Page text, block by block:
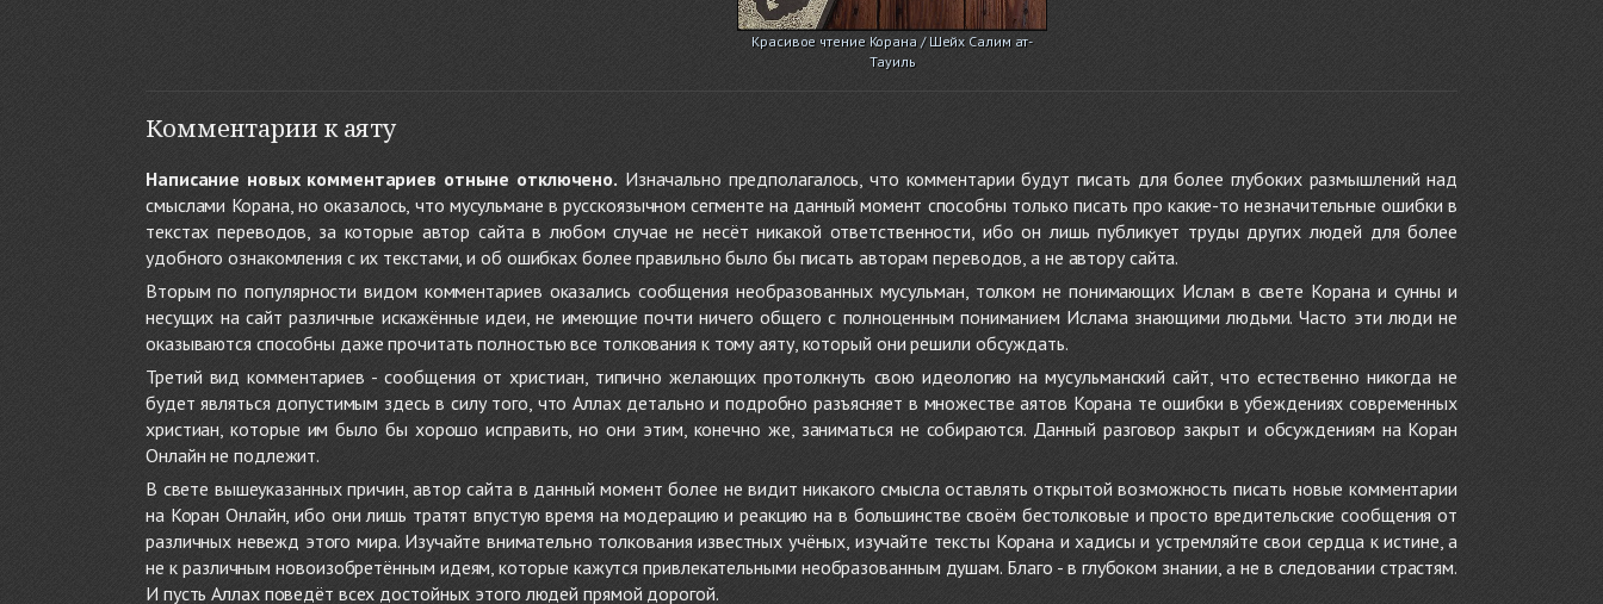
Красивое чтение Корана / Шейх Салим ат-
Тауиль
Комментарии к аяту
Написание новых комментариев отныне отключено. Изначально предполагалось, что комментарии будут писать для более глубоких размышлений над
смыслами Корана, но оказалось, что мусульмане в русскоязычном сегменте на данный момент способны только писать про какие-то незначительные ошибки в
текстах переводов, за которые автор сайта в любом случае не несёт никакой ответственности, ибо он лишь публикует труды других людей для более
удобного ознакомления с их текстами, и об ошибках более правильно было бы писать авторам переводов, а не автору сайта.
Вторым по популярности видом комментариев оказались сообщения необразованных мусульман, толком не понимающих Ислам в свете Корана и сунны и
несущих на сайт различные искажённые идеи, не имеющие почти ничего общего с полноценным пониманием Ислама знающими людьми. Часто эти люди не
оказываются способны даже прочитать полностью все толкования к тому аяту, который они решили обсуждать.
Третий вид комментариев - сообщения от христиан, типично желающих протолкнуть свою идеологию на мусульманский сайт, что естественно никогда не
будет являться допустимым здесь в силу того, что Аллах детально и подробно разъясняет в множестве аятов Корана те ошибки в убеждениях современных
христиан, которые им было бы хорошо исправить, но они этим, конечно же, заниматься не собираются. Данный разговор закрыт и обсуждениям на Коран
Онлайн не подлежит.
В свете вышеуказанных причин, автор сайта в данный момент более не видит никакого смысла оставлять открытой возможность писать новые комментарии
на Коран Онлайн, ибо они лишь тратят впустую время на модерацию и реакцию на в большинстве своём бестолковые и просто вредительские сообщения от
различных невежд этого мира. Изучайте внимательно толкования известных учёных, изучайте тексты Корана и хадисы и устремляйте свои сердца к истине, а
не к различным новоизобретённым идеям, которые кажутся привлекательными необразованным душам. Благо - в глубоком знании, а не в следовании страстям.
И пусть Аллах поведёт всех достойных этого людей прямой дорогой.